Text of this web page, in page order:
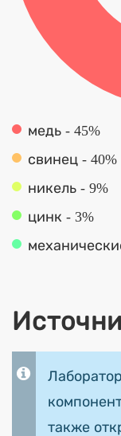
медь - 45%
свинец - 40%
никель - 9%
цинк - 3%
также